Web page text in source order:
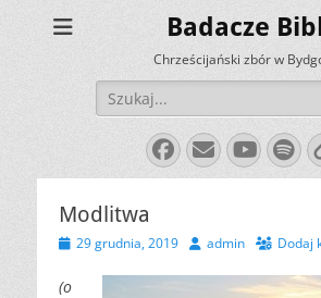
Badacze
Chrześcijański zbór w
Szukaj:
Facebook
E-
mail
Modlitwa
Opublikowano
29 grudnia, 2019 Autoradmin Dodaj
(o